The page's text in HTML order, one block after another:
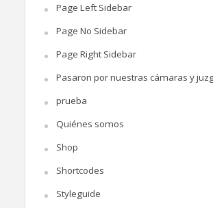
Page Left Sidebar
Page No Sidebar
Page Right Sidebar
Pasaron por nuestras cámaras y
prueba
Quiénes somos
Shop
Shortcodes
Styleguide